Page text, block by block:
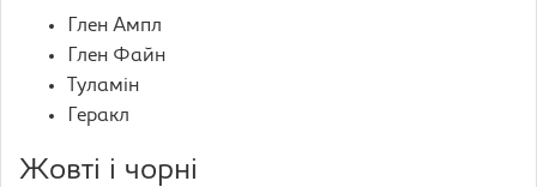
Глен Ампл
Глен Файн
Туламін
Геракл
Жовті і чорні